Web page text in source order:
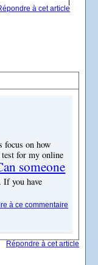
à cet article
focus on how
for my online
someone
If you have
à ce commentaire
Répondre à cet article